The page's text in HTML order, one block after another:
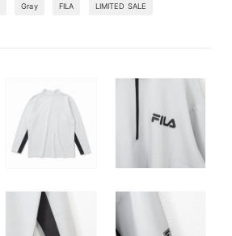
Gray FILA LIMITED SALE